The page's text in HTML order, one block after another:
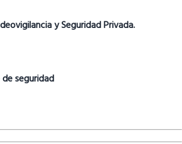
y Seguridad Privada.
seguridad